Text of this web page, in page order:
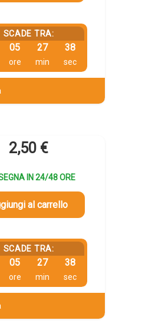
SCADE TRA:
05
ore
27
min
37
sec
2,50 €
IN 24/48 ORE
al carrello
SCADE TRA:
05
ore
27
min
37
sec